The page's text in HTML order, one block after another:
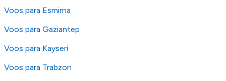
Voos para Esmirna
Voos para Gaziantep
Voos para Kayseri
Voos para Trabzon